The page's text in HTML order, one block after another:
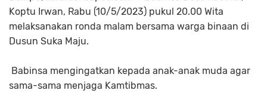
Koptu Irwan, Rabu (10/5/2023) pukul 20.00 Wita
melaksanakan ronda malam bersama warga binaan di
Dusun Suka Maju.
Babinsa mengingatkan kepada anak-anak muda agar
sama-sama menjaga Kamtibmas.